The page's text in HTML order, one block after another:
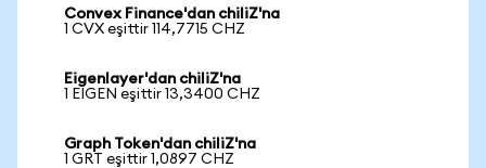
Convex Finance'dan chiliZ'na
1 CVX eşittir 114,7715 CHZ
Eigenlayer'dan chiliZ'na
1 EIGEN eşittir 13,3400 CHZ
Graph Token'dan chiliZ'na
1 GRT eşittir 1,0897 CHZ